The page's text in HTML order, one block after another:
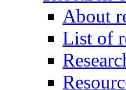
About
List of